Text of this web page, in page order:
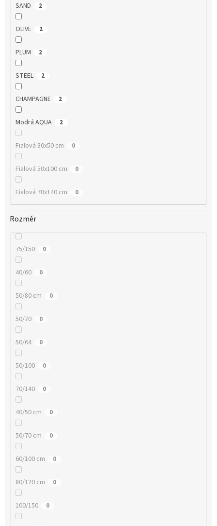
SAND 2
OLIVE 2
PLUM 2
STEEL 2
CHAMPAGNE 2
Modrá AQUA 2
Fialová 30x50 cm 0
Fialová 50x100 cm 0
Fialová 70x140 cm 0
Rozměr
75/150 0
40/60 0
50/80 cm 0
50/70 0
50/64 0
50/100 0
70/140 0
40/50 cm 0
50/70 cm 0
60/100 cm 0
80/120 cm 0
100/150 0